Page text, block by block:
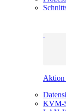
Aktion
KVM-